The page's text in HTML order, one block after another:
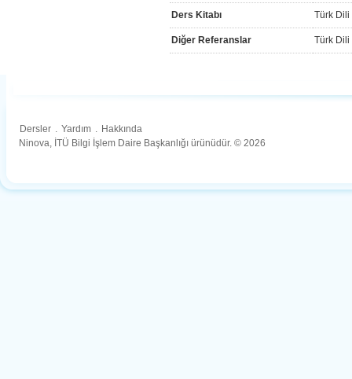
Ders Kitabı Türk Dili
Diğer Referanslar Türk Dili
Dersler . Yardım . Hakkında
Ninova, İTÜ Bilgi İşlem Daire Başkanlığı ürünüdür. © 2026